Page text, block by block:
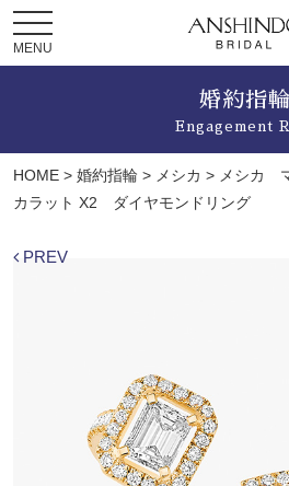
MENU
婚約指輪
Engagement
HOME > 婚約指輪 > メシカ > メシカ
カラット X2 ダイヤモンドリング
PREV